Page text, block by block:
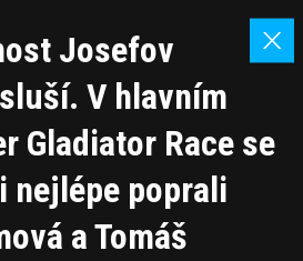
Josefov
V hlavním
Gladiator Race se
nejlépe poprali
a Tomáš